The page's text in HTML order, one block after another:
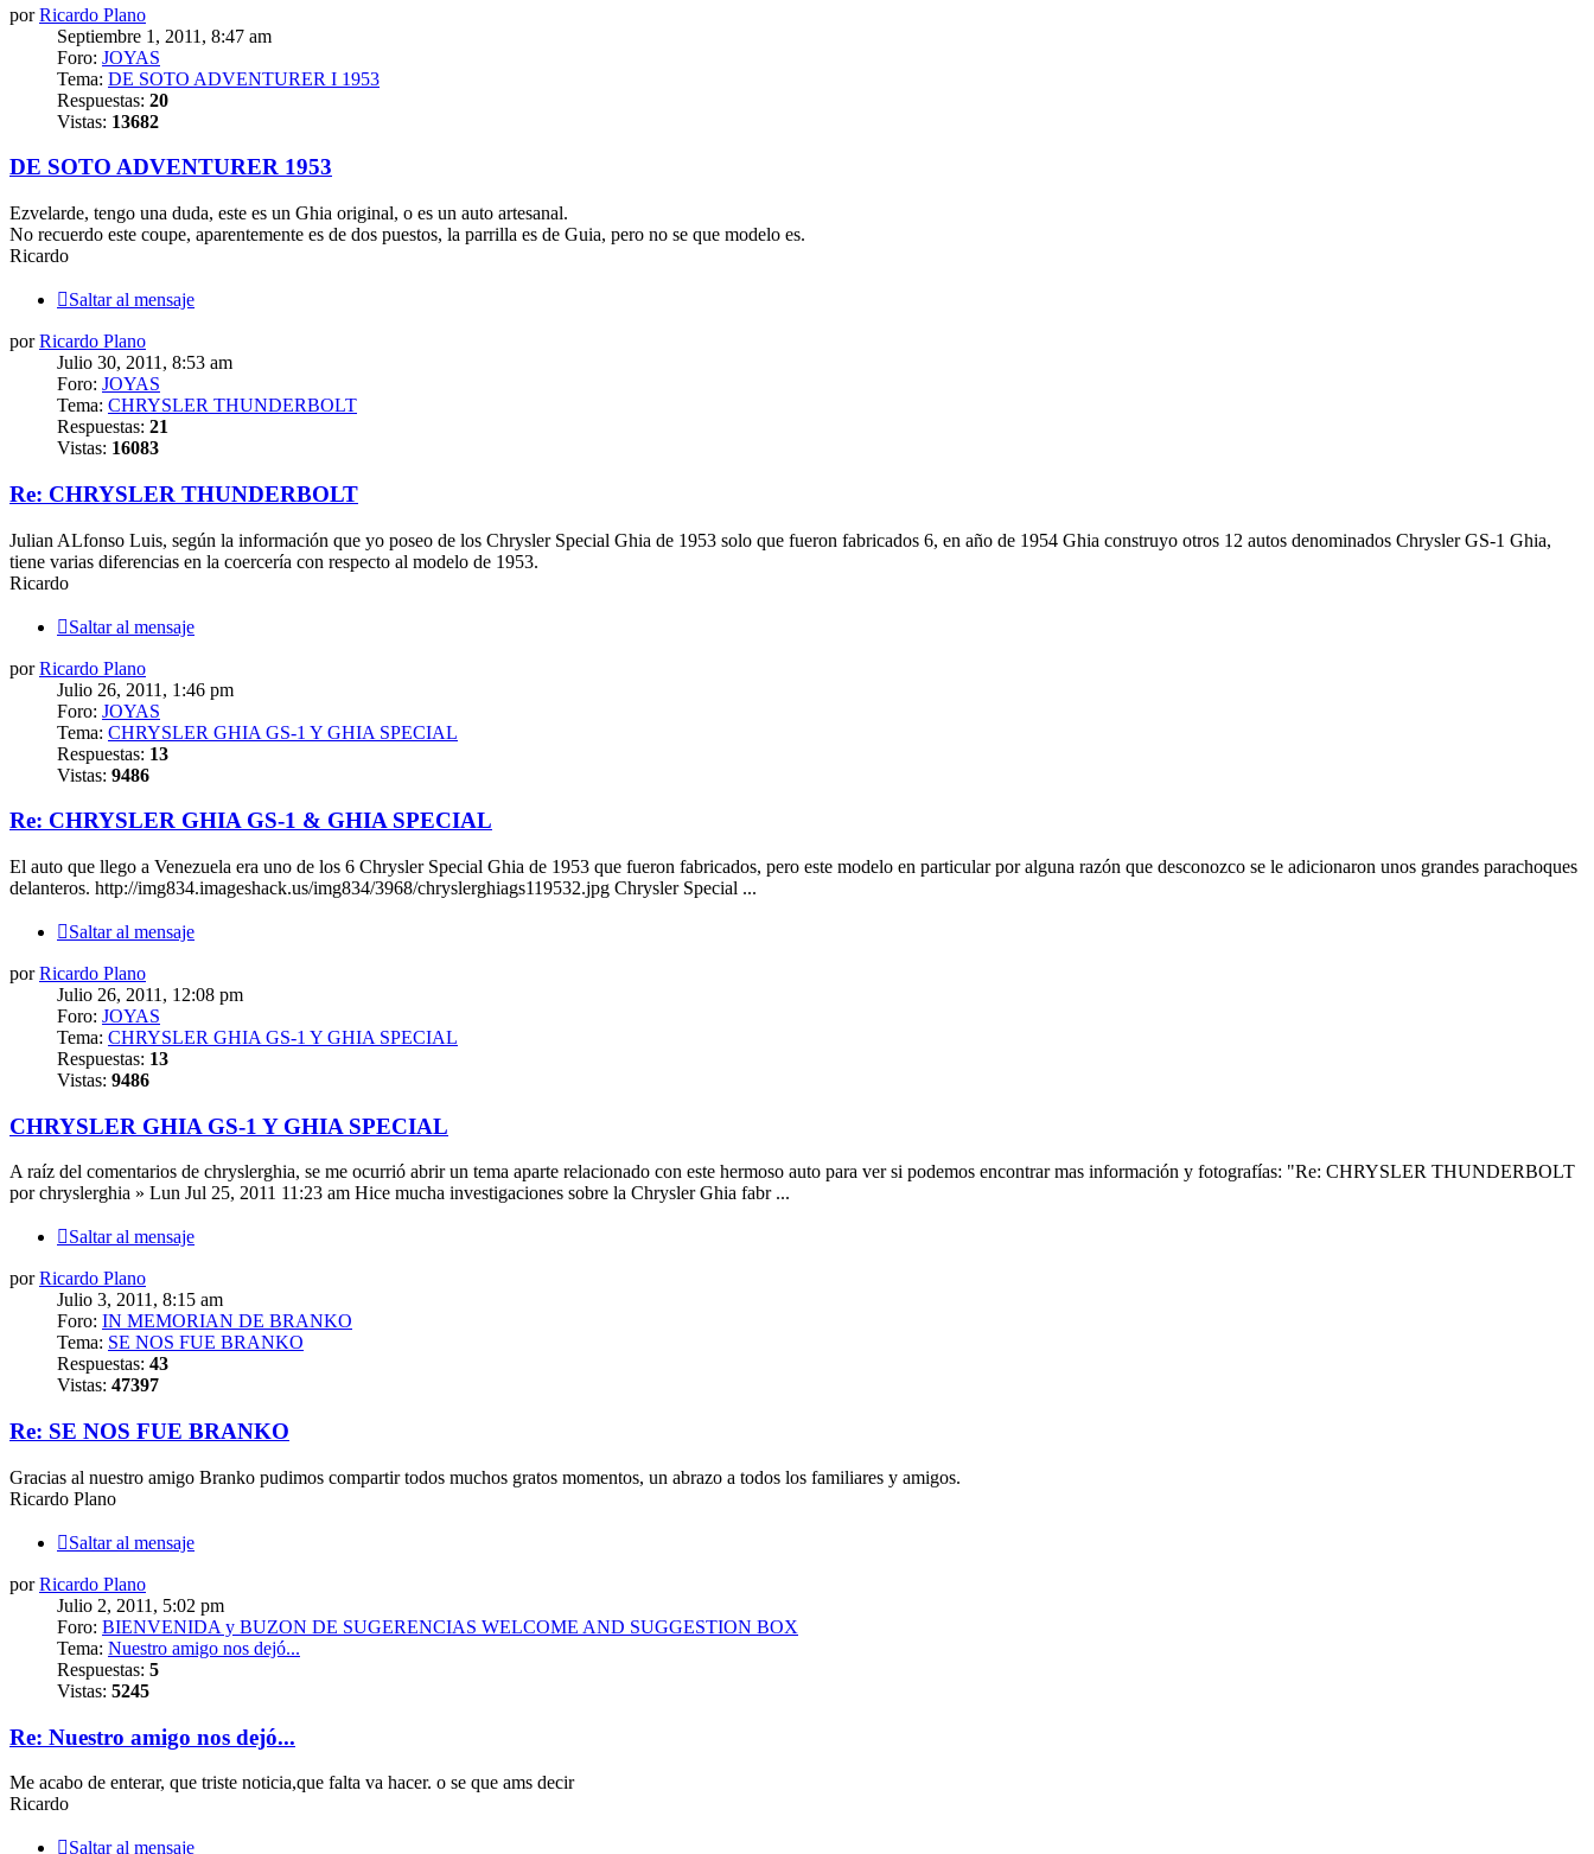
porRicardo Plano
Septiembre 1, 2011, 8:47 am
Foro: JOYAS
Tema: DE SOTO ADVENTURER I 1953
Respuestas: 20
Vistas: 13682
DE SOTO ADVENTURER 1953
Ezvelarde, tengo una duda, este es un Ghia original, o es un auto artesanal.
No recuerdo este coupe, aparentemente es de dos puestos, la parrilla es de Guia, pero no se que modelo es.
Ricardo
Saltar al mensaje
porRicardo Plano
Julio 30, 2011, 8:53 am
Foro: JOYAS
Tema: CHRYSLER THUNDERBOLT
Respuestas: 21
Vistas: 16083
Re: CHRYSLER THUNDERBOLT
Julian ALfonso Luis, según la información que yo poseo de los Chrysler Special Ghia de 1953 solo que fueron fabricados 6, en año de 1954 Ghia construyo otros 12 autos denominados Chrysler GS-1 Ghia,
tiene varias diferencias en la coercería con respecto al modelo de 1953.
Ricardo
Saltar al mensaje
porRicardo Plano
Julio 26, 2011, 1:46 pm
Foro: JOYAS
Tema: CHRYSLER GHIA GS-1 Y GHIA SPECIAL
Respuestas: 13
Vistas: 9486
Re: CHRYSLER GHIA GS-1 & GHIA SPECIAL
El auto que llego a Venezuela era uno de los 6 Chrysler Special Ghia de 1953 que fueron fabricados, pero este modelo en particular por alguna razón que desconozco se le adicionaron unos grandes parachoques
delanteros. http://img834.imageshack.us/img834/3968/chryslerghiags119532.jpg Chrysler Special ...
Saltar al mensaje
porRicardo Plano
Julio 26, 2011, 12:08 pm
Foro: JOYAS
Tema: CHRYSLER GHIA GS-1 Y GHIA SPECIAL
Respuestas: 13
Vistas: 9486
CHRYSLER GHIA GS-1 Y GHIA SPECIAL
A raíz del comentarios de chryslerghia, se me ocurrió abrir un tema aparte relacionado con este hermoso auto para ver si podemos encontrar mas información y fotografías: "Re: CHRYSLER THUNDERBOLT
por chryslerghia » Lun Jul 25, 2011 11:23 am Hice mucha investigaciones sobre la Chrysler Ghia fabr ...
Saltar al mensaje
porRicardo Plano
Julio 3, 2011, 8:15 am
Foro: IN MEMORIAN DE BRANKO
Tema: SE NOS FUE BRANKO
Respuestas: 43
Vistas: 47397
Re: SE NOS FUE BRANKO
Gracias al nuestro amigo Branko pudimos compartir todos muchos gratos momentos, un abrazo a todos los familiares y amigos.
Ricardo Plano
Saltar al mensaje
porRicardo Plano
Julio 2, 2011, 5:02 pm
Foro: BIENVENIDA y BUZON DE SUGERENCIAS WELCOME AND SUGGESTION BOX
Tema: Nuestro amigo nos dejó...
Respuestas: 5
Vistas: 5245
Re: Nuestro amigo nos dejó...
Me acabo de enterar, que triste noticia,que falta va hacer. o se que ams decir
Ricardo
Saltar al mensaje